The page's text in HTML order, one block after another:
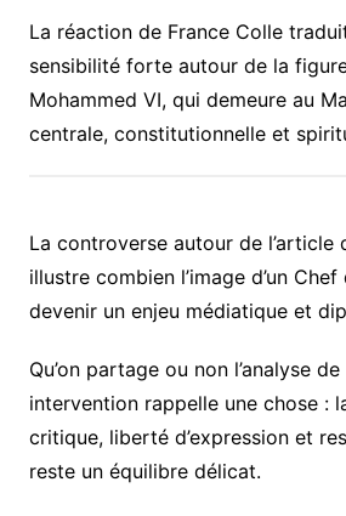
La réaction de France Colle
sensibilité forte autour de la
Mohammed VI, qui demeure au
centrale, constitutionnelle et
La controverse autour de l’article
illustre combien l’image d’un Chef
devenir un enjeu médiatique et
Qu’on partage ou non l’analyse
intervention rappelle une chose :
critique, liberté d’expression et
reste un équilibre délicat.